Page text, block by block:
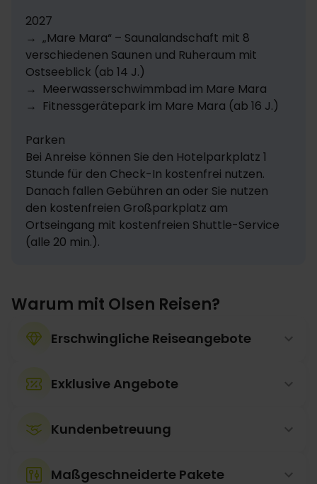
Regeln für die Brandsicherheit dürfen höchstens 3
Personen (2 Erwachsene + 1 Kind unter 14 Jahren) im
Zimmer übernachten (ausgenommen Suiten). Die
neu renovierten Zimmer befinden sich im
Ostseehotel Midgard innerhalb des Ressorts
Dampland.
2027
→  „Mare Mara“ – Saunalandschaft mit 8
verschiedenen Saunen und Ruheraum mit
Ostseeblick (ab 14 J.)
→  Meerwasserschwimmbad im Mare Mara
→  Fitnessgerätepark im Mare Mara (ab 16 J.)
Parken
Bei Anreise können Sie den Hotelparkplatz 1
Stunde für den Check-In kostenfrei nutzen.
Danach fallen Gebühren an oder Sie nutzen
den kostenfreien Großparkplatz am
Ortseingang mit kostenfreien Shuttle-Service
(alle 20 min.).
Warum mit Olsen Reisen?
Erschwingliche Reiseangebote
Exklusive Angebote
Kundenbetreuung
Maßgeschneiderte Pakete